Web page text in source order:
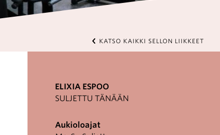
KATSO KAIKKI SELLON LIIKKEET
ELIXIA ESPOO
SULJETTU TÄNÄÄN
Aukioloajat